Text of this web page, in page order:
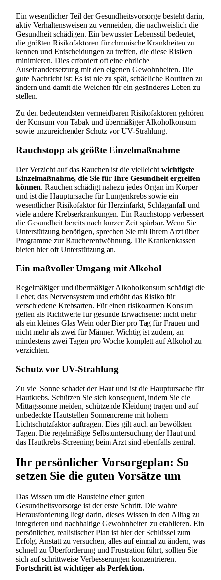
Ein wesentlicher Teil der Gesundheitsvorsorge besteht darin,
aktiv Verhaltensweisen zu vermeiden, die nachweislich die
Gesundheit schädigen. Ein bewusster Lebensstil bedeutet,
die größten Risikofaktoren für chronische Krankheiten zu
kennen und Entscheidungen zu treffen, die diese Risiken
minimieren. Dies erfordert oft eine ehrliche
Auseinandersetzung mit den eigenen Gewohnheiten. Die
gute Nachricht ist: Es ist nie zu spät, schädliche Routinen zu
ändern und damit die Weichen für ein gesünderes Leben zu
stellen.
Zu den bedeutendsten vermeidbaren Risikofaktoren gehören
der Konsum von Tabak und übermäßiger Alkoholkonsum
sowie unzureichender Schutz vor UV-Strahlung.
Rauchstopp als größte Einzelmaßnahme
Der Verzicht auf das Rauchen ist die vielleicht wichtigste
Einzelmaßnahme, die Sie für Ihre Gesundheit ergreifen
können. Rauchen schädigt nahezu jedes Organ im Körper
und ist die Hauptursache für Lungenkrebs sowie ein
wesentlicher Risikofaktor für Herzinfarkt, Schlaganfall und
viele andere Krebserkrankungen. Ein Rauchstopp verbessert
die Gesundheit bereits nach kurzer Zeit spürbar. Wenn Sie
Unterstützung benötigen, sprechen Sie mit Ihrem Arzt über
Programme zur Raucherentwöhnung. Die Krankenkassen
bieten hier oft Unterstützung an.
Ein maßvoller Umgang mit Alkohol
Regelmäßiger und übermäßiger Alkoholkonsum schädigt die
Leber, das Nervensystem und erhöht das Risiko für
verschiedene Krebsarten. Für einen risikoarmen Konsum
gelten als Richtwerte für gesunde Erwachsene: nicht mehr
als ein kleines Glas Wein oder Bier pro Tag für Frauen und
nicht mehr als zwei für Männer. Wichtig ist zudem, an
mindestens zwei Tagen pro Woche komplett auf Alkohol zu
verzichten.
Schutz vor UV-Strahlung
Zu viel Sonne schadet der Haut und ist die Hauptursache für
Hautkrebs. Schützen Sie sich konsequent, indem Sie die
Mittagssonne meiden, schützende Kleidung tragen und auf
unbedeckte Hautstellen Sonnencreme mit hohem
Lichtschutzfaktor auftragen. Dies gilt auch an bewölkten
Tagen. Die regelmäßige Selbstuntersuchung der Haut und
das Hautkrebs-Screening beim Arzt sind ebenfalls zentral.
Ihr persönlicher Vorsorgeplan: So
setzen Sie die guten Vorsätze um
Das Wissen um die Bausteine einer guten
Gesundheitsvorsorge ist der erste Schritt. Die wahre
Herausforderung liegt darin, dieses Wissen in den Alltag zu
integrieren und nachhaltige Gewohnheiten zu etablieren. Ein
persönlicher, realistischer Plan ist hier der Schlüssel zum
Erfolg. Anstatt zu versuchen, alles auf einmal zu ändern, was
schnell zu Überforderung und Frustration führt, sollten Sie
sich auf schrittweise Verbesserungen konzentrieren.
Fortschritt ist wichtiger als Perfektion.